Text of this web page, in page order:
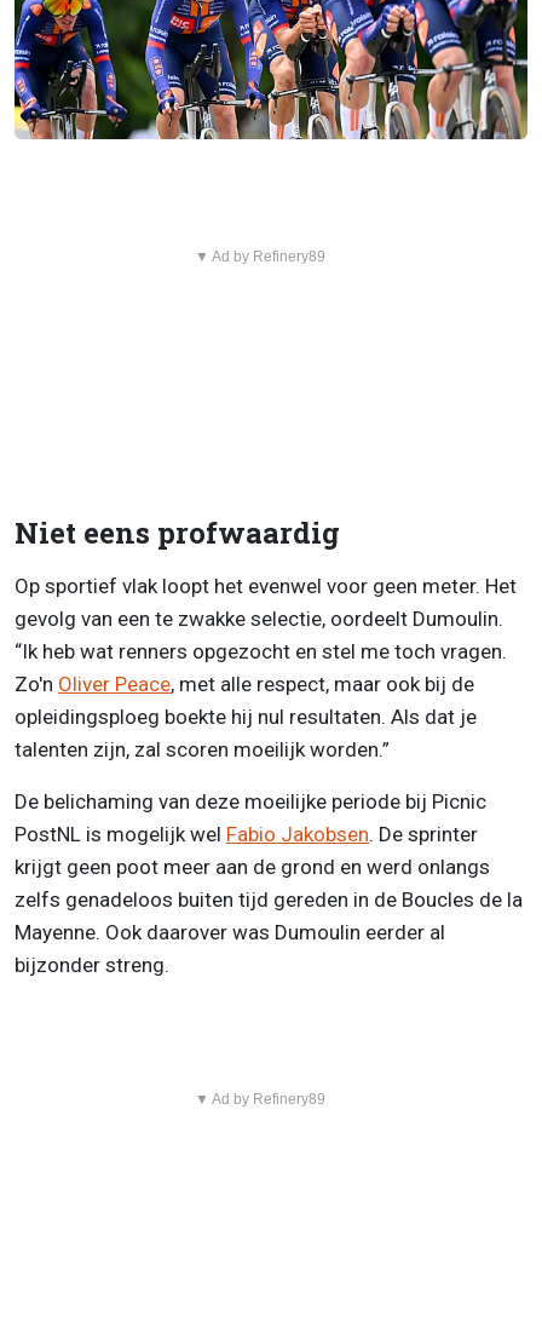
▼ Ad by Refinery89
Niet eens profwaardig
Op sportief vlak loopt het evenwel voor geen meter. Het
gevolg van een te zwakke selectie, oordeelt Dumoulin.
“Ik heb wat renners opgezocht en stel me toch vragen.
Zo'n Oliver Peace, met alle respect, maar ook bij de
opleidingsploeg boekte hij nul resultaten. Als dat je
talenten zijn, zal scoren moeilijk worden.”
De belichaming van deze moeilijke periode bij Picnic
PostNL is mogelijk wel Fabio Jakobsen. De sprinter
krijgt geen poot meer aan de grond en werd onlangs
zelfs genadeloos buiten tijd gereden in de Boucles de la
Mayenne. Ook daarover was Dumoulin eerder al
bijzonder streng.
▼ Ad by Refinery89